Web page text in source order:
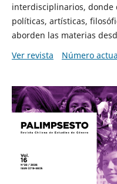
interdisciplinarios, donde
políticas, artísticas,
aborden las materias
Ver revista
Número